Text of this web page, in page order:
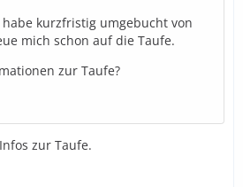
kurzfristig umgebucht von
mich schon auf die Taufe.
zur Taufe?
zur Taufe.